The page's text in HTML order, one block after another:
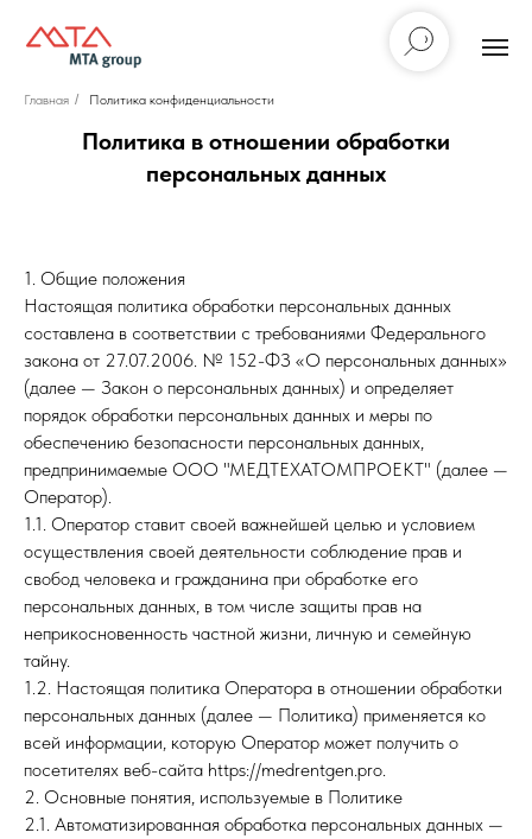
Главная / Политика конфиденциальности
Политика в отношении обработки
персональных данных
1. Общие положения
Настоящая политика обработки персональных данных
составлена в соответствии с требованиями Федерального
закона от 27.07.2006. № 152-ФЗ «О персональных данных»
(далее — Закон о персональных данных) и определяет
порядок обработки персональных данных и меры по
обеспечению безопасности персональных данных,
предпринимаемые ООО "МЕДТЕХАТОМПРОЕКТ" (далее —
Оператор).
1.1. Оператор ставит своей важнейшей целью и условием
осуществления своей деятельности соблюдение прав и
свобод человека и гражданина при обработке его
персональных данных, в том числе защиты прав на
неприкосновенность частной жизни, личную и семейную
тайну.
1.2. Настоящая политика Оператора в отношении обработки
персональных данных (далее — Политика) применяется ко
всей информации, которую Оператор может получить о
посетителях веб-сайта https://medrentgen.pro.
2. Основные понятия, используемые в Политике
2.1. Автоматизированная обработка персональных данных —